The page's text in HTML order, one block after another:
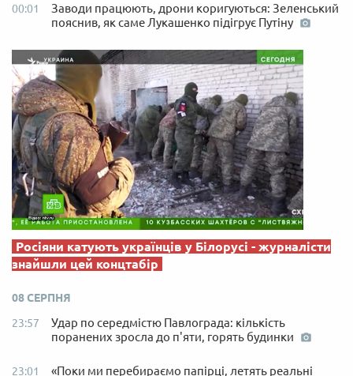
00:01
Заводи працюють, дрони коригуються: Зеленський
пояснив, як саме Лукашенко підігрує Путіну
Росіяни катують українців у Білорусі - журналісти
знайшли цей концтабір
08 СЕРПНЯ
23:57
Удар по середмістю Павлограда: кількість
поранених зросла до п'яти, горять будинки
23:01
«Поки ми перебираємо папірці, летять реальні